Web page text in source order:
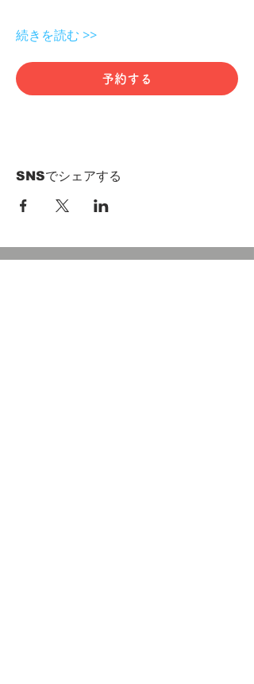
続きを読む >>
予約する
SNSでシェアする